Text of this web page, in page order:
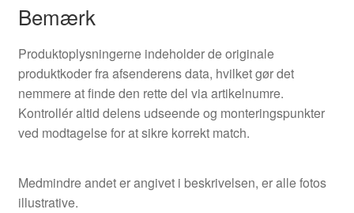
Bemærk
Produktoplysningerne indeholder de originale
produktkoder fra afsenderens data, hvilket gør det
nemmere at finde den rette del via artikelnumre.
Kontrollér altid delens udseende og monteringspunkter
ved modtagelse for at sikre korrekt match.
Medmindre andet er angivet i beskrivelsen, er alle fotos
illustrative.